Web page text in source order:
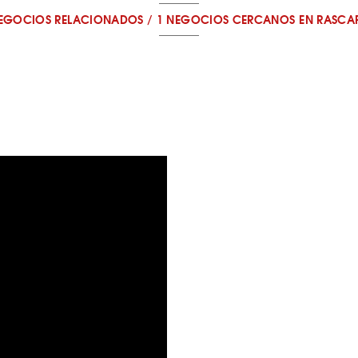
RELACIONADOS / 1 NEGOCIOS CERCANOS EN